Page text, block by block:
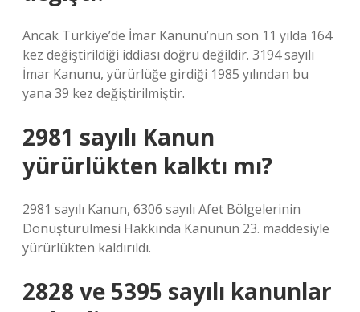
Ancak Türkiye’de İmar Kanunu’nun son 11 yılda 164
kez değiştirildiği iddiası doğru değildir. 3194 sayılı
İmar Kanunu, yürürlüğe girdiği 1985 yılından bu
yana 39 kez değiştirilmiştir.
2981 sayılı Kanun
yürürlükten kalktı mı?
2981 sayılı Kanun, 6306 sayılı Afet Bölgelerinin
Dönüştürülmesi Hakkında Kanunun 23. maddesiyle
yürürlükten kaldırıldı.
2828 ve 5395 sayılı kanunlar